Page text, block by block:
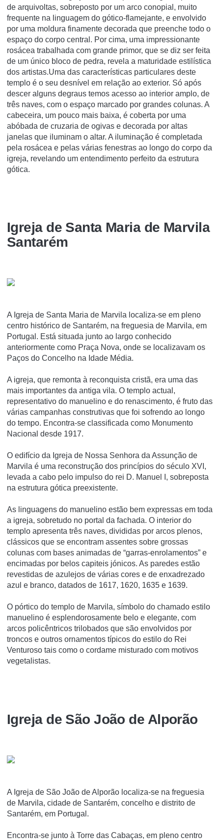
de arquivoltas, sobreposto por um arco conopial, muito
frequente na linguagem do gótico-flamejante, e envolvido
por uma moldura finamente decorada que preenche todo o
espaço do corpo central. Por cima, uma impressionante
rosácea trabalhada com grande primor, que se diz ser feita
de um único bloco de pedra, revela a maturidade estilística
dos artistas.Uma das características particulares deste
templo é o seu desnível em relação ao exterior. Só após
descer alguns degraus temos acesso ao interior amplo, de
três naves, com o espaço marcado por grandes colunas. A
cabeceira, um pouco mais baixa, é coberta por uma
abóbada de cruzaria de ogivas e decorada por altas
janelas que iluminam o altar. A iluminação é completada
pela rosácea e pelas várias fenestras ao longo do corpo da
igreja, revelando um entendimento perfeito da estrutura
gótica.
Igreja de Santa Maria de Marvila
Santarém
A Igreja de Santa Maria de Marvila localiza-se em pleno
centro histórico de Santarém, na freguesia de Marvila, em
Portugal. Está situada junto ao largo conhecido
anteriormente como Praça Nova, onde se localizavam os
Paços do Concelho na Idade Média.
A igreja, que remonta à reconquista cristã, era uma das
mais importantes da antiga vila. O templo actual,
representativo do manuelino e do renascimento, é fruto das
várias campanhas construtivas que foi sofrendo ao longo
do tempo. Encontra-se classificada como Monumento
Nacional desde 1917.
O edifício da Igreja de Nossa Senhora da Assunção de
Marvila é uma reconstrução dos princípios do século XVI,
levada a cabo pelo impulso do rei D. Manuel I, sobreposta
na estrutura gótica preexistente.
As linguagens do manuelino estão bem expressas em toda
a igreja, sobretudo no portal da fachada. O interior do
templo apresenta três naves, divididas por arcos plenos,
clássicos que se encontram assentes sobre grossas
colunas com bases animadas de “garras-enrolamentos” e
encimadas por belos capiteis jónicos. As paredes estão
revestidas de azulejos de várias cores e de enxadrezado
azul e branco, datados de 1617, 1620, 1635 e 1639.
O pórtico do templo de Marvila, símbolo do chamado estilo
manuelino é esplendorosamente belo e elegante, com
arcos policêntricos trilobados que são envolvidos por
troncos e outros ornamentos típicos do estilo do Rei
Venturoso tais como o cordame misturado com motivos
vegetalistas.
Igreja de São João de Alporão
A Igreja de São João de Alporão localiza-se na freguesia
de Marvila, cidade de Santarém, concelho e distrito de
Santarém, em Portugal.
Encontra-se junto à Torre das Cabaças, em pleno centro